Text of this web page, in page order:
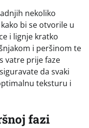
nekoliko
bi se otvorile u
i lignje kratko
i peršinom te
vatre prije faze
da svaki
teksturu i
fazi